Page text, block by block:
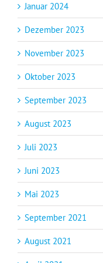
Januar 2024
Dezember 2023
November 2023
Oktober 2023
September 2023
August 2023
Juli 2023
Juni 2023
Mai 2023
September 2021
August 2021